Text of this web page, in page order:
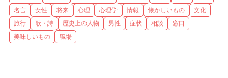
名言
女性 将来 心理 心理学 情報 懐かしいもの
文化
旅行
歌・詩 歴史上の人物 男性 症状 相談
窓口
美味しいもの
職場